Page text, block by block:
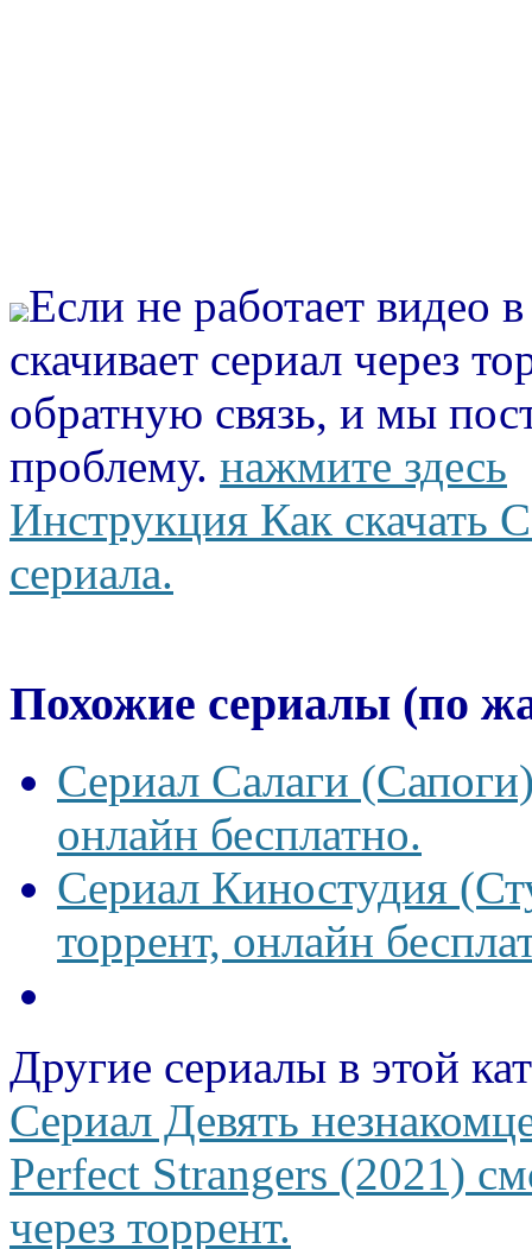
Если не работает видео
скачивает сериал через
обратную связь, и мы
проблему. нажмите здесь
Инструкция Как скачать
сериала.
Похожие сериалы (по
Сериал Салаги
онлайн бесплатно.
Сериал Киностудия
торрент, онлайн
Другие сериалы в этой
Сериал Девять
Perfect Strangers (2021)
через торрент.